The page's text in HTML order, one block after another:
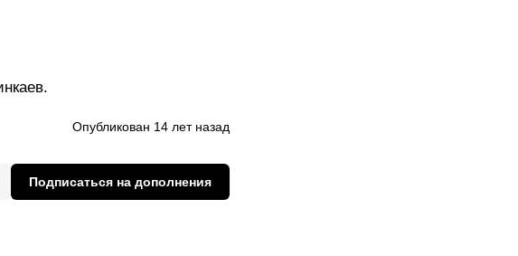
Опубликован 14 лет назад
Подписаться на дополнения